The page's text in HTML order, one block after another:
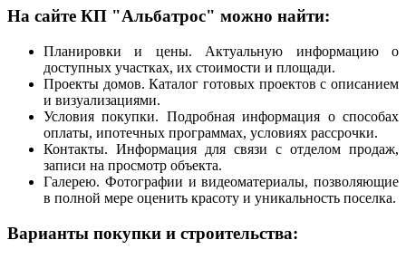
На сайте КП "Альбатрос" можно найти:
Планировки и цены. Актуальную информацию о
доступных участках, их стоимости и площади.
Проекты домов. Каталог готовых проектов с описанием
и визуализациями.
Условия покупки. Подробная информация о способах
оплаты, ипотечных программах, условиях рассрочки.
Контакты. Информация для связи с отделом продаж,
записи на просмотр объекта.
Галерею. Фотографии и видеоматериалы, позволяющие
в полной мере оценить красоту и уникальность поселка.
Варианты покупки и строительства: